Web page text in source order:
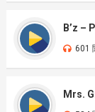
B’z –
601
Mrs.